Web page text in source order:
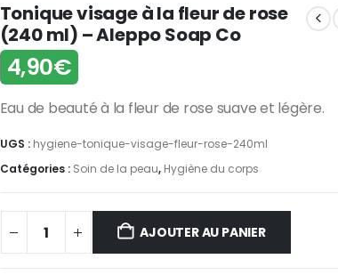
Tonique visage à la fleur de rose
(240 ml) – Aleppo Soap Co
4,90€
Eau de beauté à la fleur de rose suave et légère.
UGS : hygiene-tonique-visage-fleur-rose-240ml
Catégories : Soin de la peau, Hygiène du corps
AJOUTER AU PANIER